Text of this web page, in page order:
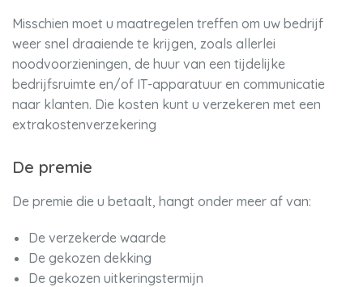
Misschien moet u maatregelen treffen om uw bedrijf
weer snel draaiende te krijgen, zoals allerlei
noodvoorzieningen, de huur van een tijdelijke
bedrijfsruimte en/of IT-apparatuur en communicatie
naar klanten. Die kosten kunt u verzekeren met een
extrakostenverzekering
De premie
De premie die u betaalt, hangt onder meer af van:
De verzekerde waarde
De gekozen dekking
De gekozen uitkeringstermijn